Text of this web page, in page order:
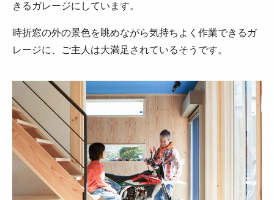
きるガレージにしています。
時折窓の外の景色を眺めながら気持ちよく作業できるガ
レージに、ご主人は大満足されているそうです。